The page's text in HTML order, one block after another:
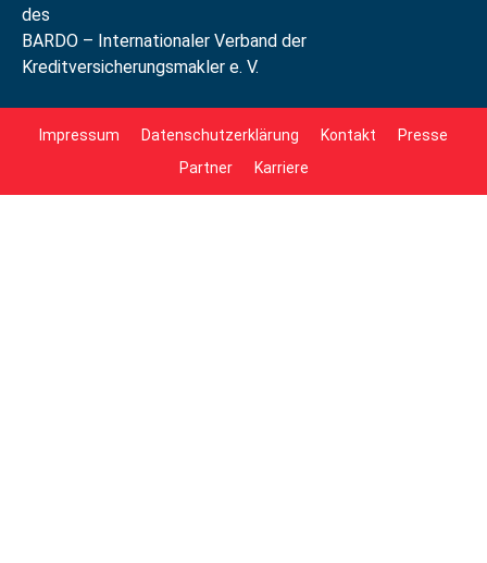
des
BARDO – Internationaler Verband der
Kreditversicherungsmakler e. V.
Impressum Datenschutzerklärung Kontakt
Presse
Partner
Karriere